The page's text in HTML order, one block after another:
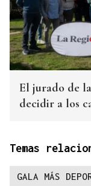
El jurado de
decidir a los
Temas
GALA MÁS